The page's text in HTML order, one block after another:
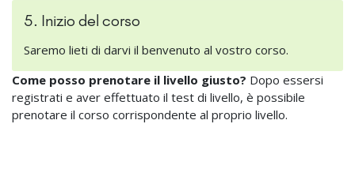
5. Inizio del corso
Saremo lieti di darvi il benvenuto al vostro corso.
Come posso prenotare il livello giusto? Dopo essersi
registrati e aver effettuato il test di livello, è possibile
prenotare il corso corrispondente al proprio livello.